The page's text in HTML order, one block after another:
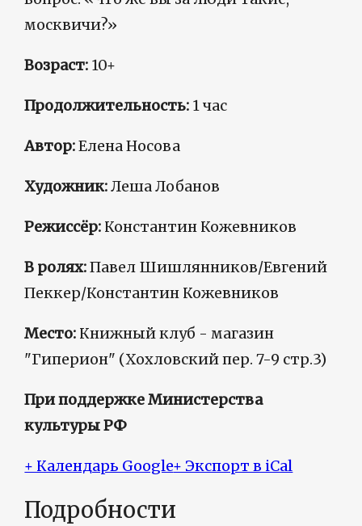
москвичи?»
Возраст: 10+
Продолжительность: 1 час
Автор:Елена Носова
Художник:Леша Лобанов
Режиссёр: Константин Кожевников
В ролях:Павел Шишлянников/Евгений
Пеккер/Константин Кожевников
Место: Книжный клуб - магазин
"Гиперион" (Хохловский пер. 7-9 стр.3)
При поддержке Министерства
культуры РФ
+ Календарь Google+ Экспорт в iCal
Подробности